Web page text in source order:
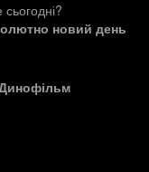
новий день